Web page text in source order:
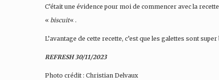
C’était une évidence pour moi de commencer avec la
« biscuit« .
L’avantage de cette recette, c’est que les galettes sont
REFRESH 30/11/2023
Photo crédit : Christian Delvaux